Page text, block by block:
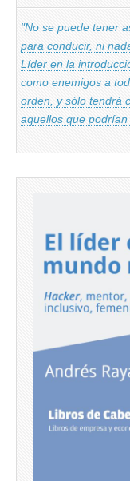
"No se puede tener
para conducir, ni
Líder en la
como enemigos a
orden, y sólo tendrá
aquellos que